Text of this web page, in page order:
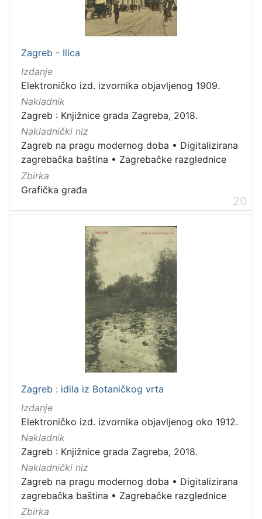
Zagreb - Ilica
Izdanje
Elektroničko izd. izvornika objavljenog 1909.
Nakladnik
Zagreb : Knjižnice grada Zagreba, 2018.
Nakladnički niz
Zagreb na pragu modernog doba • Digitalizirana
zagrebačka baština • Zagrebačke razglednice
Zbirka
Grafička građa
20
Zagreb : idila iz Botaničkog vrta
Izdanje
Elektroničko izd. izvornika objavljenog oko 1912.
Nakladnik
Zagreb : Knjižnice grada Zagreba, 2018.
Nakladnički niz
Zagreb na pragu modernog doba • Digitalizirana
zagrebačka baština • Zagrebačke razglednice
Zbirka